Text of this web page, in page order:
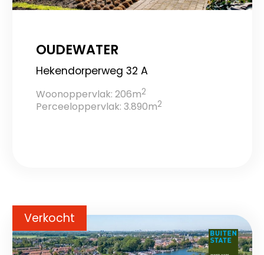
OUDEWATER
Hekendorperweg 32 A
Woonoppervlak: 206m2
Perceeloppervlak: 3.890m2
Verkocht